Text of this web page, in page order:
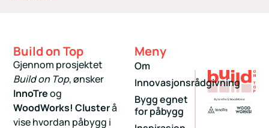
Build on Top
Gjennom prosjektet
Build on Top, ønsker
InnoTreog
WoodWorks! Clusterå
vise hvordan påbygg i
Meny
Om
Innovasjonsrådgivning
Bygg egnet
for påbygg